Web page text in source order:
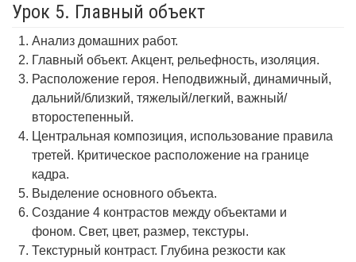
Урок 5. Главный объект
Анализ домашних работ.
Главный объект. Акцент, рельефность, изоляция.
Расположение героя. Неподвижный, динамичный,
дальний/близкий, тяжелый/легкий, важный/
второстепенный.
Центральная композиция, использование правила
третей. Критическое расположение на границе
кадра.
Выделение основного объекта.
Создание 4 контрастов между объектами и
фоном. Свет, цвет, размер, текстуры.
Текстурный контраст. Глубина резкости как